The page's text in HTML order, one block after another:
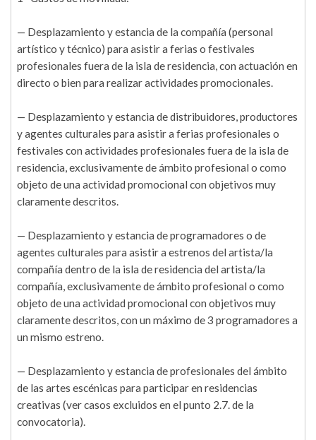
— Desplazamiento y estancia de la compañía (personal
artístico y técnico) para asistir a ferias o festivales
profesionales fuera de la isla de residencia, con actuación en
directo o bien para realizar actividades promocionales.
— Desplazamiento y estancia de distribuidores, productores
y agentes culturales para asistir a ferias profesionales o
festivales con actividades profesionales fuera de la isla de
residencia, exclusivamente de ámbito profesional o como
objeto de una actividad promocional con objetivos muy
claramente descritos.
— Desplazamiento y estancia de programadores o de
agentes culturales para asistir a estrenos del artista/la
compañía dentro de la isla de residencia del artista/la
compañía, exclusivamente de ámbito profesional o como
objeto de una actividad promocional con objetivos muy
claramente descritos, con un máximo de 3 programadores a
un mismo estreno.
— Desplazamiento y estancia de profesionales del ámbito
de las artes escénicas para participar en residencias
creativas (ver casos excluidos en el punto 2.7. de la
convocatoria).